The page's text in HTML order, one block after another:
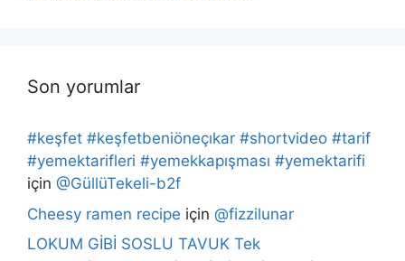
Son yorumlar
#keşfet #keşfetbeniöneçıkar #shortvideo #tarif
#yemektarifleri #yemekkapışması #yemektarifi
için @GüllüTekeli-b2f
Cheesy ramen recipe için @fizzilunar
LOKUM GİBİ SOSLU TAVUK Tek